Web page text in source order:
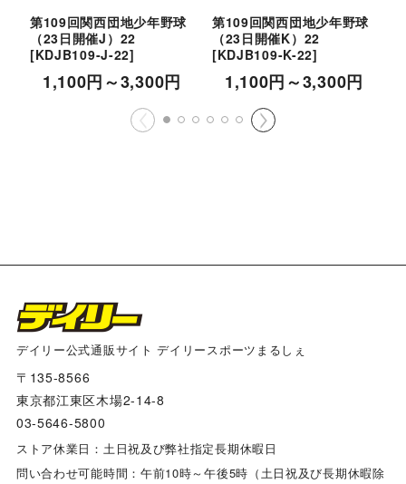
第109回関西団地少年野球
（23日開催J）22
[KDJB109-J-22]
1,100円～3,300円
第109回関西団地少年野球
（23日開催K）22
[KDJB109-K-22]
1,100円～3,300円
デイリー公式通販サイト デイリースポーツまるしぇ
〒135-8566
東京都江東区木場2-14-8
03-5646-5800
ストア休業日：土日祝及び弊社指定長期休暇日
問い合わせ可能時間：午前10時～午後5時（土日祝及び長期休暇除